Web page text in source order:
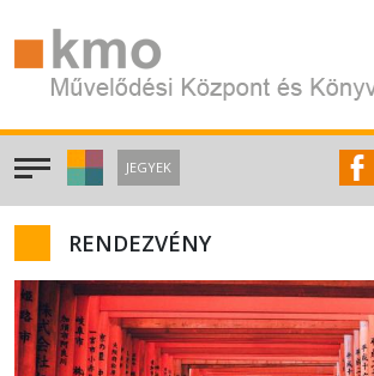
JEGYEK
RENDEZVÉNY